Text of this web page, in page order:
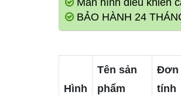
Màn hình điều khiển
BẢO HÀNH 24
Hình
Tên sản
phẩm
Đơn
tính